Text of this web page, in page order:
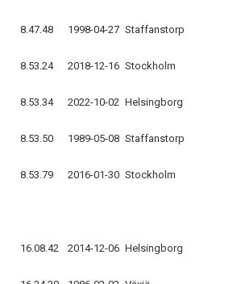
8.47.48 1998-04-27 Staffanstorp
8.53.24 2018-12-16 Stockholm
8.53.34 2022-10-02 Helsingborg
8.53.50 1989-05-08 Staffanstorp
8.53.79 2016-01-30 Stockholm
16.08.42 2014-12-06 Helsingborg